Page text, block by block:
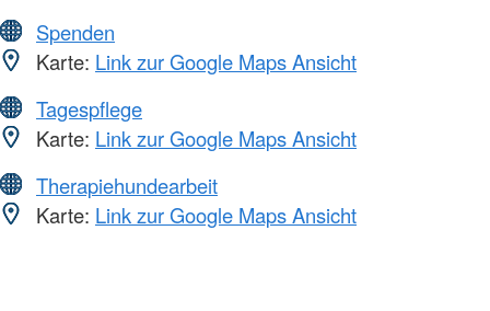
Spenden
Karte: Link zur Google Maps Ansicht
Tagespflege
Karte: Link zur Google Maps Ansicht
Therapiehundearbeit
Karte: Link zur Google Maps Ansicht